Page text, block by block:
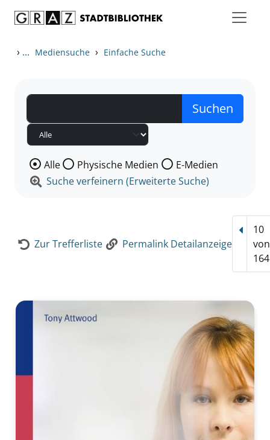
› ... Mediensuche › Einfache Suche
Wählen Sie die Medienart nach der Sie suchen wollen.
Alle Physische Medien
E-Medien
Suche verfeinern (Erweiterte Suche)
Zur Trefferliste Permalink Detailanzeige
10
von
164